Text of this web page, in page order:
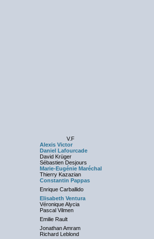
V.F
Alexis Victor
Daniel Lafourcade
David Krüger
Sébastien Desjours
Marie-Eugénie Maréchal
Thierry Kazazian
Constantin Pappas
Enrique Carballido
Elisabeth Ventura
Véronique Alycia
Pascal Vilmen
Emilie Rault
Jonathan Amram
Richard Leblond